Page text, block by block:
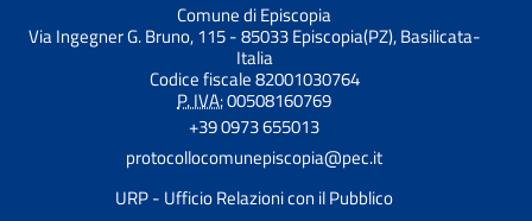
Comune di Episcopia
Via Ingegner G. Bruno, 115 - 85033 Episcopia(PZ), Basilicata-
Italia
Codice fiscale 82001030764
P. IVA:00508160769
+39 0973 655013
protocollocomunepiscopia@pec.it
URP - Ufficio Relazioni con il Pubblico